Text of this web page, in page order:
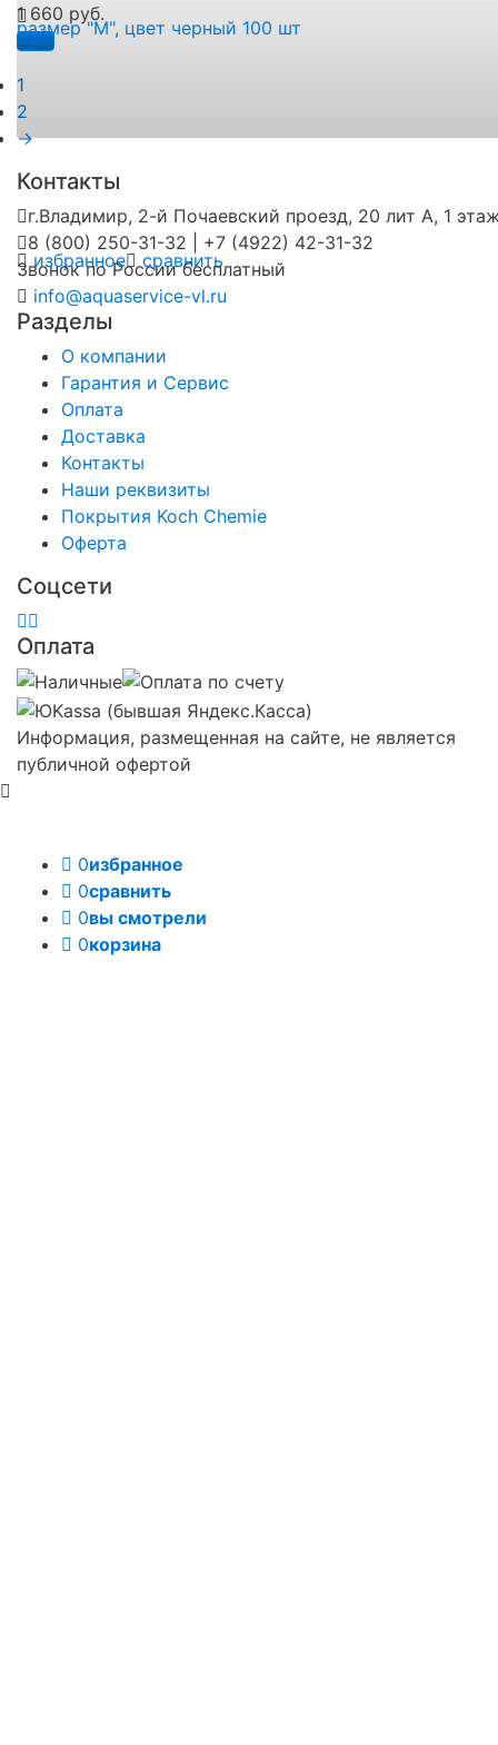
избранное сравнить
1 660 руб.
1
2
→
Контакты
г.Владимир, 2-й Почаевский проезд, 20 лит А, 1
8 (800) 250-31-32 | +7 (4922) 42-31-32
Звонок по России бесплатный
info@aquaservice-vl.ru
Разделы
О компании
Гарантия и Сервис
Оплата
Доставка
Контакты
Наши реквизиты
Покрытия Koch Chemie
Оферта
Соцсети
Оплата
Информация, размещенная на сайте, не является
публичной офертой
0избранное
0сравнить
0вы смотрели
0корзина